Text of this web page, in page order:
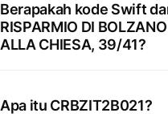
Berapakah kode Swift
RISPARMIO DI
ALLA CHIESA, 39/41?
Apa itu CRBZIT2B021?